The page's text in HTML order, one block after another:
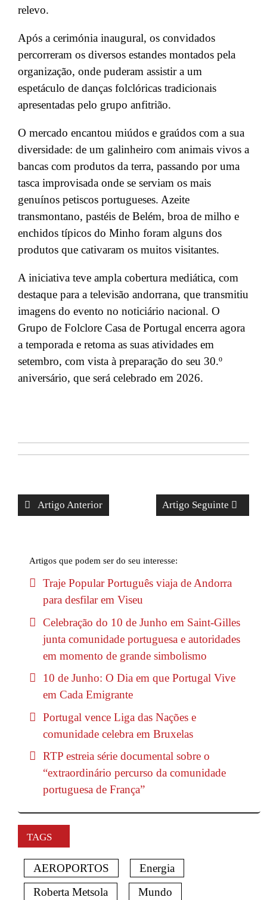
relevo.
Após a cerimónia inaugural, os convidados
percorreram os diversos estandes montados pela
organização, onde puderam assistir a um
espetáculo de danças folclóricas tradicionais
apresentadas pelo grupo anfitrião.
O mercado encantou miúdos e graúdos com a sua
diversidade: de um galinheiro com animais vivos a
bancas com produtos da terra, passando por uma
tasca improvisada onde se serviam os mais
genuínos petiscos portugueses. Azeite
transmontano, pastéis de Belém, broa de milho e
enchidos típicos do Minho foram alguns dos
produtos que cativaram os muitos visitantes.
A iniciativa teve ampla cobertura mediática, com
destaque para a televisão andorrana, que transmitiu
imagens do evento no noticiário nacional. O
Grupo de Folclore Casa de Portugal encerra agora
a temporada e retoma as suas atividades em
setembro, com vista à preparação do seu 30.º
aniversário, que será celebrado em 2026.
Artigo Anterior Artigo Seguinte
Artigos que podem ser do seu interesse:
Traje Popular Português viaja de Andorra
para desfilar em Viseu
Celebração do 10 de Junho em Saint-Gilles
junta comunidade portuguesa e autoridades
em momento de grande simbolismo
10 de Junho: O Dia em que Portugal Vive
em Cada Emigrante
Portugal vence Liga das Nações e
comunidade celebra em Bruxelas
RTP estreia série documental sobre o
“extraordinário percurso da comunidade
portuguesa de França”
TAGS
AEROPORTOS
Energia
Roberta Metsola
Mundo